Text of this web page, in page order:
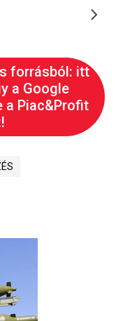
forrásból: itt
a Google
a Piac&Profit